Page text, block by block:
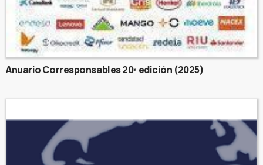
Anuario Corresponsables 20ª edición (2025)